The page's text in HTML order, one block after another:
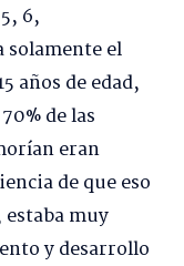
6,
el
años de edad,
de las
eran
de que eso
muy
y desarrollo